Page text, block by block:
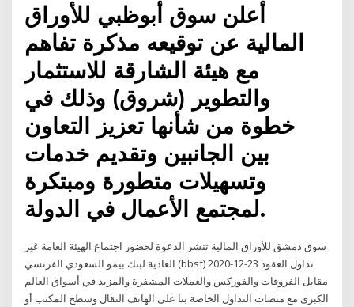
أعلن سوق أبوظبي للأوراق
المالية عن توقيعه مذكرة تفاهم
مع هيئة الشارقة للاستثمار
والتطوير (شروق) وذلك في
خطوة من شأنها تعزيز التعاون
بين الجانبين وتقديم خدمات
وتسهيلات متطورة ومبتكرة
لمجتمع الأعمال في الدولة.
سوق دمشق للأوراق المالية تنشر الدعوة لحضور اجتماع الهيئة العامة غير
العادية لبنك بيمو السعودي الفرنسي (bbsf) 2020-12-23 تداول العقود
مقابل الفروقات والفوركس والعملات المشفرة والمزيد في أسواق العالم
الكبرى مع منصات التداول الخاصة بنا على الهاتف النقال وسطح المكتب أو